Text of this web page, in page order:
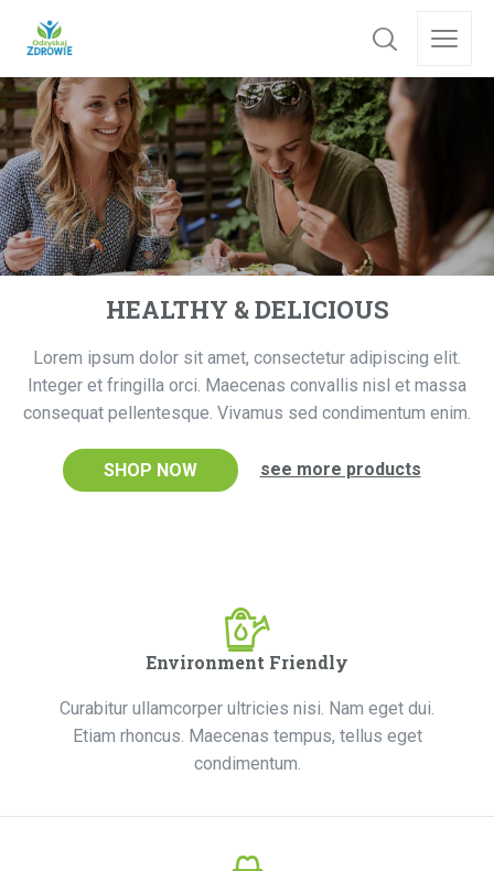
HEALTHY & DELICIOUS
Lorem ipsum dolor sit amet, consectetur adipiscing elit.
Integer et fringilla orci. Maecenas convallis nisl et massa
consequat pellentesque. Vivamus sed condimentum enim.
SHOP NOW see more products
Environment Friendly
Curabitur ullamcorper ultricies nisi. Nam eget dui.
Etiam rhoncus. Maecenas tempus, tellus eget
condimentum.